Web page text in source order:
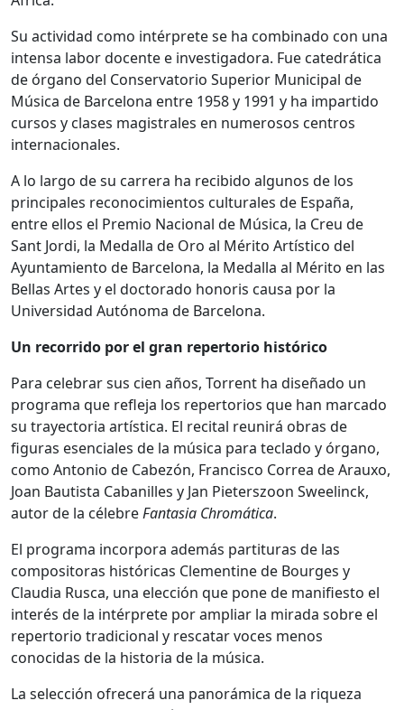
Su actividad como intérprete se ha combinado con una
intensa labor docente e investigadora. Fue catedrática
de órgano del Conservatorio Superior Municipal de
Música de Barcelona entre 1958 y 1991 y ha impartido
cursos y clases magistrales en numerosos centros
internacionales.
A lo largo de su carrera ha recibido algunos de los
principales reconocimientos culturales de España,
entre ellos el Premio Nacional de Música, la Creu de
Sant Jordi, la Medalla de Oro al Mérito Artístico del
Ayuntamiento de Barcelona, la Medalla al Mérito en las
Bellas Artes y el doctorado honoris causa por la
Universidad Autónoma de Barcelona.
Un recorrido por el gran repertorio histórico
Para celebrar sus cien años, Torrent ha diseñado un
programa que refleja los repertorios que han marcado
su trayectoria artística. El recital reunirá obras de
figuras esenciales de la música para teclado y órgano,
como Antonio de Cabezón, Francisco Correa de Arauxo,
Joan Bautista Cabanilles y Jan Pieterszoon Sweelinck,
autor de la célebreFantasia Chromática.
El programa incorpora además partituras de las
compositoras históricas Clementine de Bourges y
Claudia Rusca, una elección que pone de manifiesto el
interés de la intérprete por ampliar la mirada sobre el
repertorio tradicional y rescatar voces menos
conocidas de la historia de la música.
La selección ofrecerá una panorámica de la riqueza